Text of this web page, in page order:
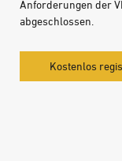
Anforderungen der
abgeschlossen.
Kostenlos